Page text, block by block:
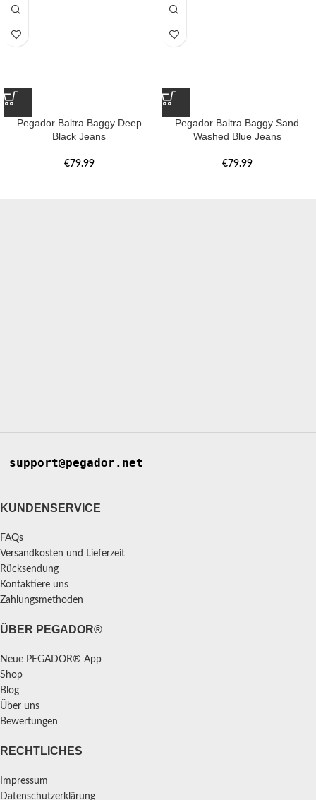
Pegador Baltra Baggy Deep
Black Jeans
€79.99
Pegador Baltra Baggy Sand
Washed Blue Jeans
€79.99
support@pegador.net
KUNDENSERVICE
FAQs
Versandkosten und Lieferzeit
Rücksendung
Kontaktiere uns
Zahlungsmethoden
ÜBER PEGADOR®
Neue PEGADOR® App
Shop
Blog
Über uns
Bewertungen
RECHTLICHES
Impressum
Datenschutzerklärung